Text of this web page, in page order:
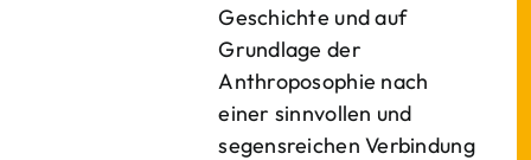
Geschichte und auf
Grundlage der
Anthroposophie nach
einer sinnvollen und
segensreichen Verbindung